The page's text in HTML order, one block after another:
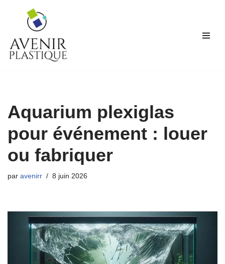
au
contenu
Aquarium plexiglas
pour événement : louer
ou fabriquer
par avenirr 8 juin 2026